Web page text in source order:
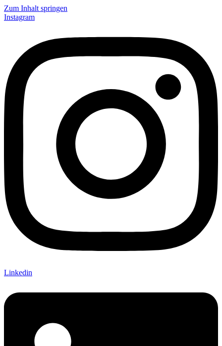
Zum Inhalt springen
Instagram
Linkedin